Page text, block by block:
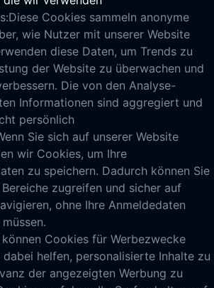
Diese Cookies sammeln anonyme
wie Nutzer mit unserer Website
diese Daten, um Trends zu
der Website zu überwachen und
Die von den Analyse-
Informationen sind aggregiert und
persönlich
Sie sich auf unserer Website
wir Cookies, um Ihre
zu speichern. Dadurch können Sie
zugreifen und sicher auf
ohne Ihre Anmeldedaten
Cookies für Werbezwecke
helfen, personalisierte Inhalte zu
der angezeigten Werbung zu